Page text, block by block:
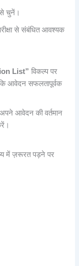
चुनें।
से संबंधित आवश्यक
List” विकल्प पर
आवेदन सफलतापूर्वक
आवेदन की वर्तमान
में ज़रूरत पड़ने पर